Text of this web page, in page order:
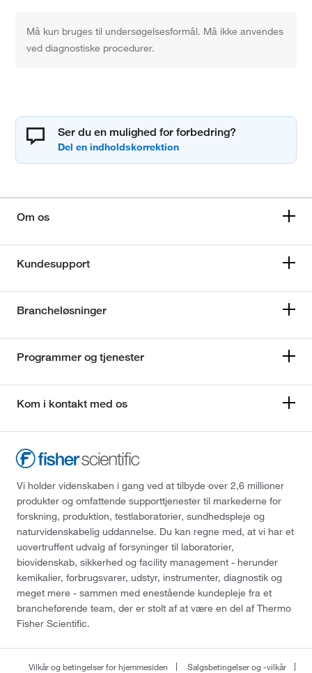
Må kun bruges til undersøgelsesformål. Må ikke anvendes
ved diagnostiske procedurer.
Ser du en mulighed for forbedring?
Om os
Kundesupport
Brancheløsninger
Programmer og tjenester
Kom i kontakt med os
Vi holder videnskaben i gang ved at tilbyde over 2,6 millioner
produkter og omfattende supporttjenester til markederne for
forskning, produktion, testlaboratorier, sundhedspleje og
naturvidenskabelig uddannelse. Du kan regne med, at vi har et
uovertruffent udvalg af forsyninger til laboratorier,
biovidenskab, sikkerhed og facility management - herunder
kemikalier, forbrugsvarer, udstyr, instrumenter, diagnostik og
meget mere - sammen med enestående kundepleje fra et
brancheførende team, der er stolt af at være en del af Thermo
Fisher Scientific.
Vilkår og betingelser for hjemmesiden Salgsbetingelser og -vilkår